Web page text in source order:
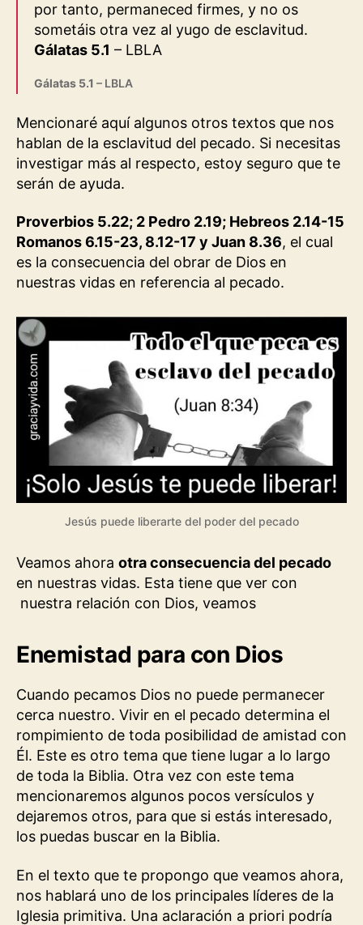
por tanto, permaneced firmes, y no os
sometáis otra vez al yugo de esclavitud.
Gálatas 5.1 – LBLA
Gálatas 5.1 – LBLA
Mencionaré aquí algunos otros textos que nos
hablan de la esclavitud del pecado. Si necesitas
investigar más al respecto, estoy seguro que te
serán de ayuda.
Proverbios 5.22; 2 Pedro 2.19; Hebreos 2.14-15
Romanos 6.15-23, 8.12-17 y Juan 8.36, el cual
es la consecuencia del obrar de Dios en
nuestras vidas en referencia al pecado.
Jesús puede liberarte del poder del pecado
Veamos ahora otra consecuencia del pecado
en nuestras vidas. Esta tiene que ver con
nuestra relación con Dios, veamos
Enemistad para con Dios
Cuando pecamos Dios no puede permanecer
cerca nuestro. Vivir en el pecado determina el
rompimiento de toda posibilidad de amistad con
Él. Este es otro tema que tiene lugar a lo largo
de toda la Biblia. Otra vez con este tema
mencionaremos algunos pocos versículos y
dejaremos otros, para que si estás interesado,
los puedas buscar en la Biblia.
En el texto que te propongo que veamos ahora,
nos hablará uno de los principales líderes de la
Iglesia primitiva. Una aclaración a priori podría